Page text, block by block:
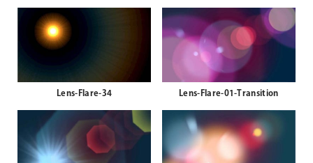
Lens-Flare-32 Lens-Flare-33
Lens-Flare-34 Lens-Flare-01-Transition